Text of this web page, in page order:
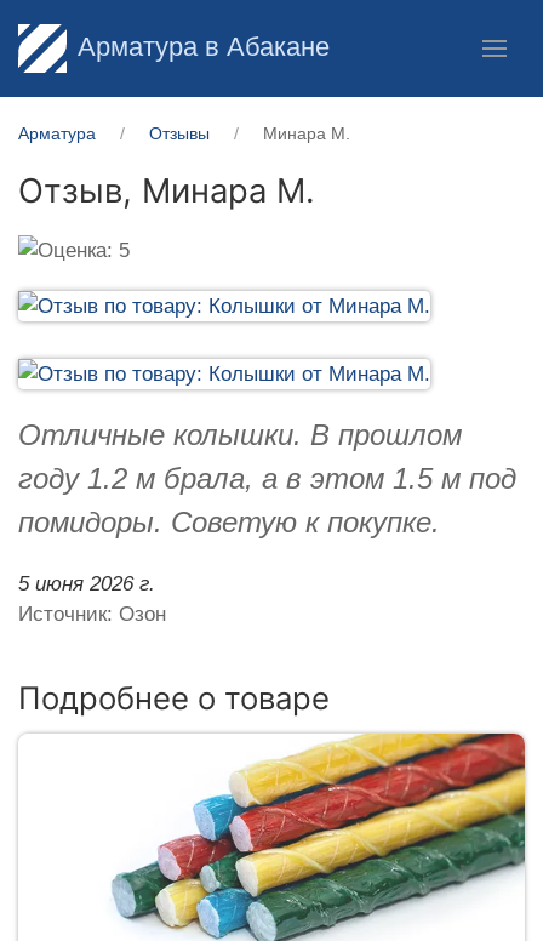
Арматура в Абакане
Арматура Отзывы Минара М.
Отзыв, Минара М.
Отличные колышки. В прошлом
году 1.2 м брала, а в этом 1.5 м под
помидоры. Советую к покупке.
5 июня 2026 г.
Источник: Озон
Подробнее о товаре